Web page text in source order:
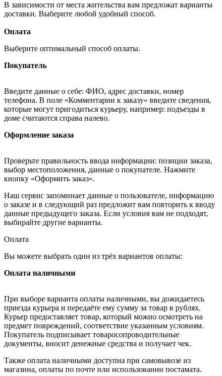
В зависимости от места жительства вам предложат варианты
доставки. Выберите любой удобный способ.
Оплата
Выберите оптимальный способ оплаты.
Покупатель
Введите данные о себе: ФИО, адрес доставки, номер
телефона. В поле «Комментарии к заказу» введите сведения,
которые могут пригодиться курьеру, например: подъезды в
доме считаются справа налево.
Оформление заказа
Проверьте правильность ввода информации: позиции заказа,
выбор местоположения, данные о покупателе. Нажмите
кнопку «Оформить заказ».
Наш сервис запоминает данные о пользователе, информацию
о заказе и в следующий раз предложит вам повторить к вводу
данные предыдущего заказа. Если условия вам не подходят,
выбирайте другие варианты.
Оплата
Вы можете выбрать один из трёх вариантов оплаты:
Оплата наличными
При выборе варианта оплаты наличными, вы дожидаетесь
приезда курьера и передаёте ему сумму за товар в рублях.
Курьер предоставляет товар, который можно осмотреть на
предмет повреждений, соответствие указанным условиям.
Покупатель подписывает товаросопроводительные
документы, вносит денежные средства и получает чек.
Также оплата наличными доступна при самовывозе из
магазина, оплаты по почте или использовании постамата.